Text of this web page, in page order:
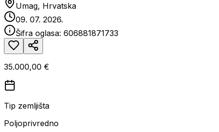
Umag, Hrvatska
09. 07. 2026.
Šifra oglasa: 606881871733
35.000,00 €
Tip zemljišta
Poljoprivredno